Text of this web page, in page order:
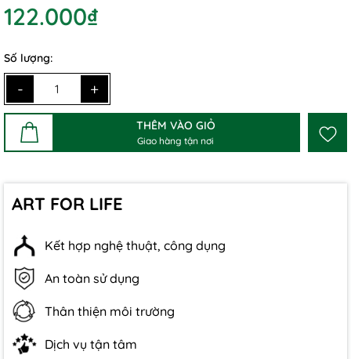
122.000₫
Số lượng:
- +
THÊM VÀO GIỎ
Giao hàng tận nơi
ART FOR LIFE
Kết hợp nghệ thuật, công dụng
An toàn sử dụng
Thân thiện môi trường
Dịch vụ tận tâm